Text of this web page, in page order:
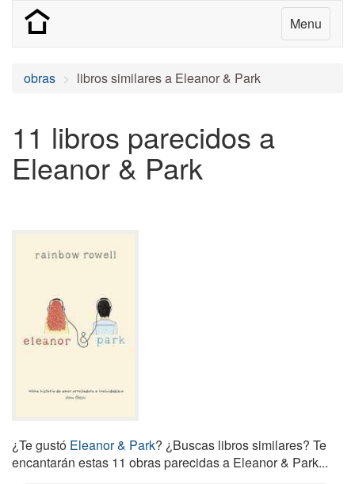
Menu
obras libros similares a Eleanor & Park
11 libros parecidos a
Eleanor & Park
¿Te gustó Eleanor & Park? ¿Buscas libros similares? Te
encantarán estas 11 obras parecidas a Eleanor & Park...